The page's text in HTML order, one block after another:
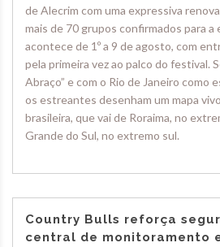
de Alecrim com uma expressiva
mais de 70 grupos confirmados para a
acontece de 1º a 9 de agosto, com
pela primeira vez ao palco do festival.
Abraço” e com o Rio de Janeiro como
os estreantes desenham um mapa
brasileira, que vai de Roraima, no
Grande do Sul, no extremo sul.
Country Bulls reforça
central de monitoramento